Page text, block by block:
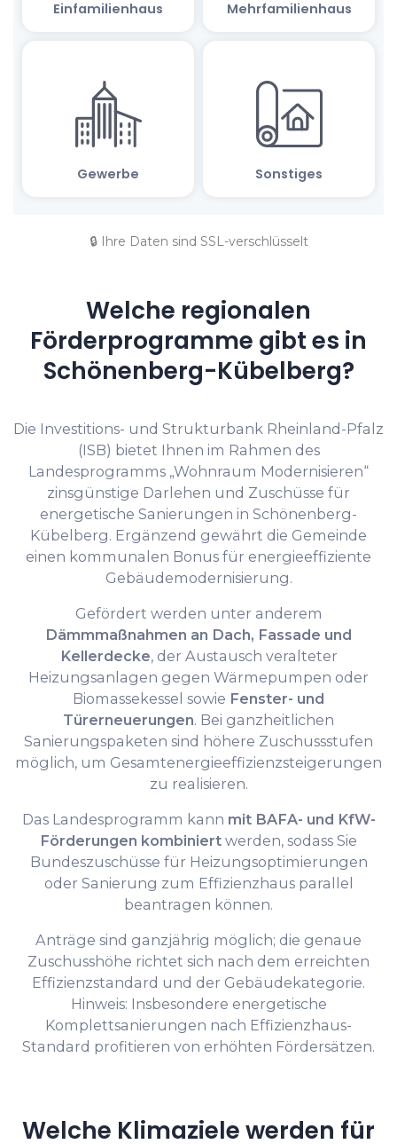
🔒 Ihre Daten sind SSL-verschlüsselt
Welche regionalen
Förderprogramme gibt es in
Schönenberg-Kübelberg?
Die Investitions- und Strukturbank Rheinland-Pfalz
(ISB) bietet Ihnen im Rahmen des
Landesprogramms „Wohnraum Modernisieren“
zinsgünstige Darlehen und Zuschüsse für
energetische Sanierungen in Schönenberg-
Kübelberg. Ergänzend gewährt die Gemeinde
einen kommunalen Bonus für energieeffiziente
Gebäudemodernisierung.
Gefördert werden unter anderem
Dämmmaßnahmen an Dach, Fassade und
Kellerdecke, der Austausch veralteter
Heizungsanlagen gegen Wärmepumpen oder
Biomassekessel sowie Fenster- und
Türerneuerungen. Bei ganzheitlichen
Sanierungspaketen sind höhere Zuschussstufen
möglich, um Gesamtenergieeffizienzsteigerungen
zu realisieren.
Das Landesprogramm kann mit BAFA- und KfW-
Förderungen kombiniert werden, sodass Sie
Bundeszuschüsse für Heizungsoptimierungen
oder Sanierung zum Effizienzhaus parallel
beantragen können.
Anträge sind ganzjährig möglich; die genaue
Zuschusshöhe richtet sich nach dem erreichten
Effizienzstandard und der Gebäudekategorie.
Hinweis: Insbesondere energetische
Komplettsanierungen nach Effizienzhaus-
Standard profitieren von erhöhten Fördersätzen.
Welche Klimaziele werden für